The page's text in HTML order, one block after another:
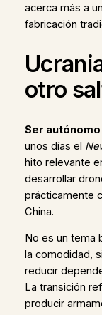
acerca más a
fabricación
otro
Ser
unos días el
hito relevante
desarrollar
prácticamente
China.
No es un tema
la comodidad,
reducir
La transición
producir